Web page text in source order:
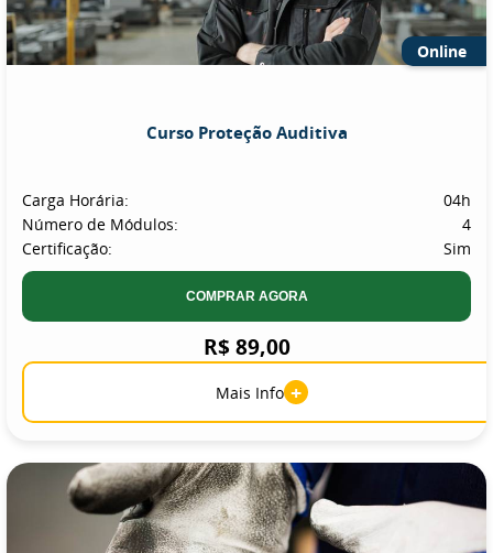
Online
Curso Proteção Auditiva
Carga Horária:
04h
Número de Módulos:
4
Certificação:
Sim
COMPRAR AGORA
R$ 89,00
Mais Info +